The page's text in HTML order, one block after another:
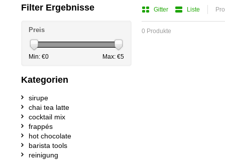
Gitter Liste
0 Produkte
Filter Ergebnisse
Preis
Min: €0 Max: €5
Kategorien
sirupe
chai tea latte
cocktail mix
frappés
hot chocolate
barista tools
reinigung